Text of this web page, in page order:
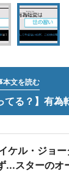
本文を読む
てる？】有為
ケル・ジョ
...スターのオ